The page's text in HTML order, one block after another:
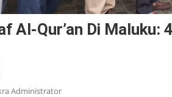
Al-Qur’an Di
Administrator